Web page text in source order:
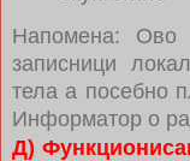
Напомена: Ово
записници
тела а посебно
Информатор о
Д)